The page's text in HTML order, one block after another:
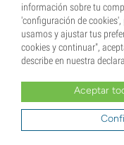
Candy Kush Express
Flowering (Royal
información sobre tu
'configuración de
usamos y ajustar tus
cookies y continuar",
describe en nuestra
Aceptar